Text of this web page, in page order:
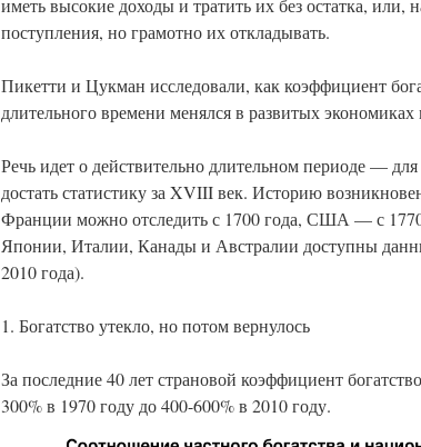
иметь высокие доходы и тратить их без остатка, или,
поступления, но грамотно их откладывать.
Пикетти и Цукман исследовали, как коэффициент
длительного времени менялся в развитых экономиках
Речь идет о действительно длительном периоде —
достать статистику за XVIII век. Историю
Франции можно отследить с 1700 года, США — с
Японии, Италии, Канады и Австралии доступны
2010 года).
1. Богатство утекло, но потом вернулось
За последние 40 лет страновой коэффициент
300% в 1970 году до 400-600% в 2010 году.